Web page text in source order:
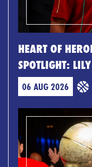
HEART OF
SPOTLIGHT:
06 AUG 2026